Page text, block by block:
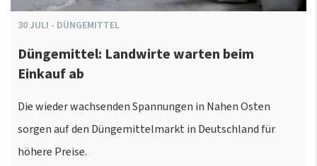
30JULI - DÜNGEMITTEL
Düngemittel: Landwirte warten beim
Einkauf ab
Die wieder wachsenden Spannungen in Nahen Osten
sorgen auf den Düngemittelmarkt in Deutschland für
höhere Preise.